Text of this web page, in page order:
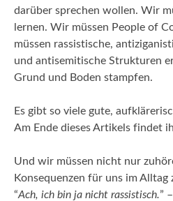
darüber sprechen wollen. Wir
lernen. Wir müssen People of
müssen rassistische,
und antisemitische Strukturen
Grund und Boden stampfen.
Es gibt so viele gute,
Am Ende dieses Artikels findet
Und wir müssen nicht nur
Konsequenzen für uns im Alltag
“Ach, ich bin ja nicht rassistisch.”